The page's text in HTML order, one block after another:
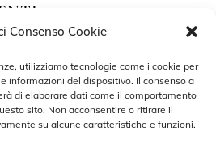
Consenso Cookie
utilizziamo tecnologie come i cookie per
informazioni del dispositivo. Il consenso a
di elaborare dati come il comportamento
sito. Non acconsentire o ritirare il
su alcune caratteristiche e funzioni.